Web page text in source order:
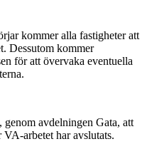
kommer alla fastigheter att
Dessutom kommer
för att övervaka eventuella
avdelningen Gata, att
VA-arbetet har avslutats.